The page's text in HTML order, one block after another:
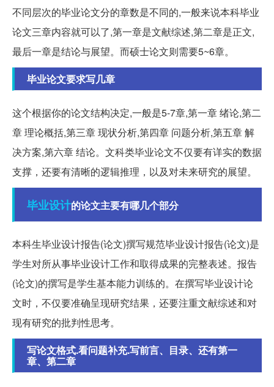
不同层次的毕业论文分的章数是不同的,一般来说本科毕业
论文三章内容就可以了,第一章是文献综述,第二章是正文,
最后一章是结论与展望。而硕士论文则需要5~6章。
毕业论文要求写几章
这个根据你的论文结构决定,一般是5-7章,第一章 绪论,第二
章 理论概括,第三章 现状分析,第四章 问题分析,第五章 解
决方案,第六章 结论。文科类毕业论文不仅要有详实的数据
支撑，还要有清晰的逻辑推理，以及对未来研究的展望。
毕业设计的论文主要有哪几个部分
本科生毕业设计报告(论文)撰写规范毕业设计报告(论文)是
学生对所从事毕业设计工作和取得成果的完整表述。报告
(论文)的撰写是学生基本能力训练的。在撰写毕业设计论
文时，不仅要准确呈现研究结果，还要注重文献综述和对
现有研究的批判性思考。
写论文格式.看问题补充.写前言、目录、还有第一
章、第二章